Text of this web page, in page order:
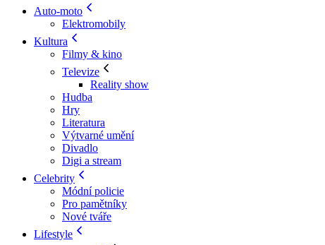
Auto-moto
Elektromobily
Kultura
Filmy & kino
Televize
Reality show
Hudba
Hry
Literatura
Výtvarné umění
Divadlo
Digi a stream
Celebrity
Módní policie
Pro pamětníky
Nové tváře
Lifestyle